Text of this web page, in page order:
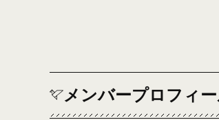
メンバープロフィ